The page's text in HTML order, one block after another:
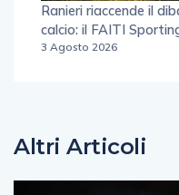
Ranieri riaccende il
calcio: il FAITI
3 Agosto 2026
Altri Articoli